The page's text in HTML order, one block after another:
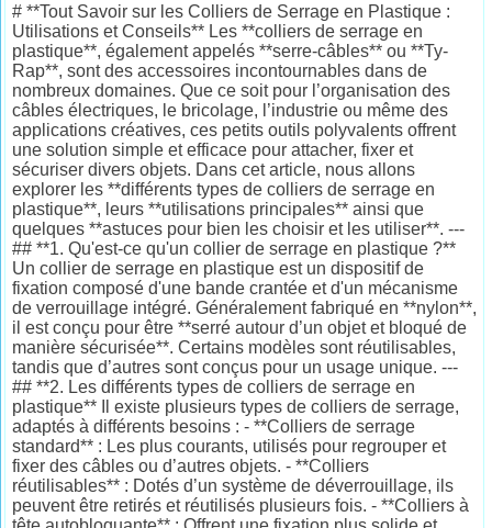
# **Tout Savoir sur les Colliers de Serrage en Plastique :
Utilisations et Conseils** Les **colliers de serrage en
plastique**, également appelés **serre-câbles** ou **Ty-
Rap**, sont des accessoires incontournables dans de
nombreux domaines. Que ce soit pour l’organisation des
câbles électriques, le bricolage, l’industrie ou même des
applications créatives, ces petits outils polyvalents offrent
une solution simple et efficace pour attacher, fixer et
sécuriser divers objets. Dans cet article, nous allons
explorer les **différents types de colliers de serrage en
plastique**, leurs **utilisations principales** ainsi que
quelques **astuces pour bien les choisir et les utiliser**. ---
## **1. Qu'est-ce qu'un collier de serrage en plastique ?**
Un collier de serrage en plastique est un dispositif de
fixation composé d'une bande crantée et d'un mécanisme
de verrouillage intégré. Généralement fabriqué en **nylon**,
il est conçu pour être **serré autour d’un objet et bloqué de
manière sécurisée**. Certains modèles sont réutilisables,
tandis que d’autres sont conçus pour un usage unique. ---
## **2. Les différents types de colliers de serrage en
plastique** Il existe plusieurs types de colliers de serrage,
adaptés à différents besoins : - **Colliers de serrage
standard** : Les plus courants, utilisés pour regrouper et
fixer des câbles ou d’autres objets. - **Colliers
réutilisables** : Dotés d’un système de déverrouillage, ils
peuvent être retirés et réutilisés plusieurs fois. - **Colliers à